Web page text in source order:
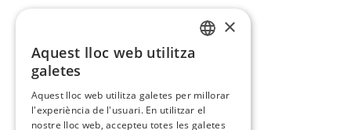
×
Aquest lloc web utilitza
galetes
Aquest lloc web utilitza galetes per millorar
l'experiència de l'usuari. En utilitzar el
nostre lloc web, accepteu totes les galetes